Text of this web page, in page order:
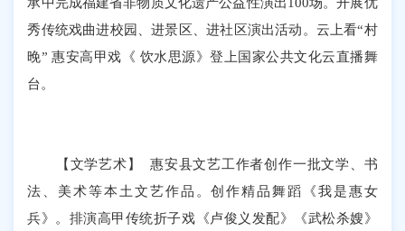
秀传统戏曲进校园、进景区、进社区演出活动。云上看“村
晚” 惠安高甲戏《 饮水思源》登上国家公共文化云直播舞
台。
【文学艺术】 惠安县文艺工作者创作一批文学、书
法、美术等本土文艺作品。创作精品舞蹈《我是惠女
兵》。排演高甲传统折子戏《卢俊义发配》《武松杀嫂》